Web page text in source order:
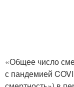
«Общее число
с пандемией